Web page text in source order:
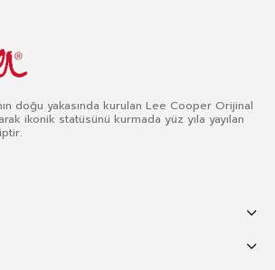
doğu yakasında kurulan Lee Cooper Orijinal
ikonik statüsünü kurmada yüz yıla yayılan